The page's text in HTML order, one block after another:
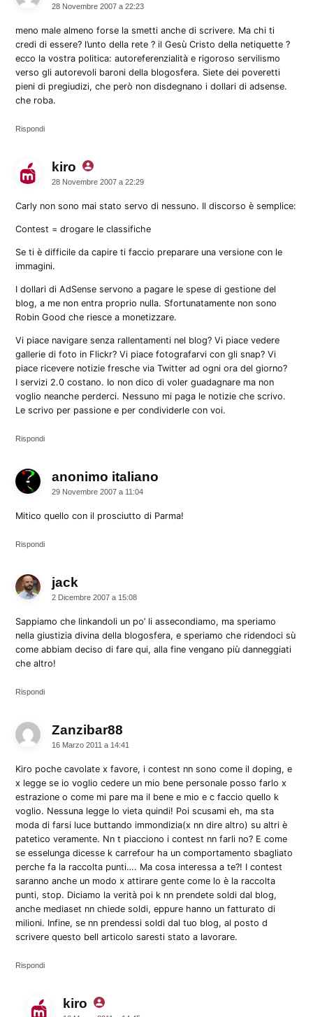
28 Novembre 2007 a 22:23
meno male almeno forse la smetti anche di scrivere. Ma chi ti
credi di essere? l’unto della rete ? il Gesù Cristo della netiquette ?
ecco la vostra politica: autoreferenzialità e rigoroso servilismo
verso gli autorevoli baroni della blogosfera. Siete dei poveretti
pieni di pregiudizi, che però non disdegnano i dollari di adsense.
che roba.
Rispondi
kiro dice:
28 Novembre 2007 a 22:29
Carly non sono mai stato servo di nessuno. Il discorso è semplice:
Contest = drogare le classifiche
Se ti è difficile da capire ti faccio preparare una versione con le
immagini.
I dollari di AdSense servono a pagare le spese di gestione del
blog, a me non entra proprio nulla. Sfortunatamente non sono
Robin Good che riesce a monetizzare.
Vi piace navigare senza rallentamenti nel blog? Vi piace vedere
gallerie di foto in Flickr? Vi piace fotografarvi con gli snap? Vi
piace ricevere notizie fresche via Twitter ad ogni ora del giorno?
I servizi 2.0 costano. Io non dico di voler guadagnare ma non
voglio neanche perderci. Nessuno mi paga le notizie che scrivo.
Le scrivo per passione e per condividerle con voi.
Rispondi
anonimo italiano
29 Novembre 2007 a 11:04
Mitico quello con il prosciutto di Parma!
Rispondi
jack
2 Dicembre 2007 a 15:08
Sappiamo che linkandoli un po’ li assecondiamo, ma speriamo
nella giustizia divina della blogosfera, e speriamo che ridendoci sù
come abbiam deciso di fare qui, alla fine vengano più danneggiati
che altro!
Rispondi
Zanzibar88
16 Marzo 2011 a 14:41
Kiro poche cavolate x favore, i contest nn sono come il doping, e
x legge se io voglio cedere un mio bene personale posso farlo x
estrazione o come mi pare ma il bene e mio e c faccio quello k
voglio. Nessuna legge lo vieta quindi! Poi scusami eh, ma sta
moda di farsi luce buttando immondizia(x nn dire altro) su altri è
patetico veramente. Nn t piacciono i contest nn farli no? E come
se esselunga dicesse k carrefour ha un comportamento sbagliato
perche fa la raccolta punti…. Ma cosa interessa a te?! I contest
saranno anche un modo x attirare gente come lo è la raccolta
punti, stop. Diciamo la verità poi k nn prendete soldi dal blog,
anche mediaset nn chiede soldi, eppure hanno un fatturato di
milioni. Infine, se nn prendessi soldi dal tuo blog, al posto d
scrivere questo bell articolo saresti stato a lavorare.
Rispondi
kiro dice: